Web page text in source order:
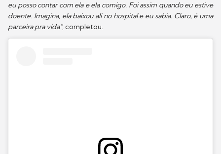
eu posso contar com ela e ela comigo. Foi assim quando eu estive
doente. Imagina, ela baixou ali no hospital e eu sabia. Claro, é uma
parceira pra vida", completou.